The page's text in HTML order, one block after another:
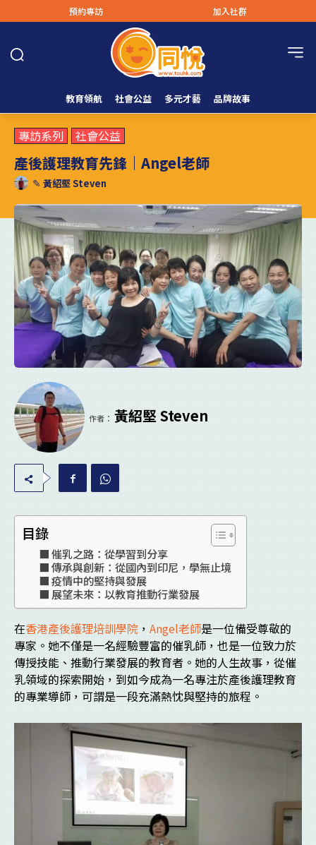
預約專訪 加入社群
教育領航 社會公益 多元才藝 品牌故事
專訪系列 社會公益
產後護理教育先鋒｜Angel老師
✎ 黃紹堅 Steven
作者： 黃紹堅 Steven
目錄
催乳之路：從學習到分享
傳承與創新：從國內到印尼，學無止境
疫情中的堅持與發展
展望未來：以教育推動行業發展
在香港產後護理培訓學院 ， Angel老師是一位備受尊敬的
專家。她不僅是一名經驗豐富的催乳師，也是一位致力於
傳授技能、推動行業發展的教育者。她的人生故事，從催
乳領域的探索開始，到如今成為一名專注於產後護理教育
的專業導師，可謂是一段充滿熱忱與堅持的旅程。